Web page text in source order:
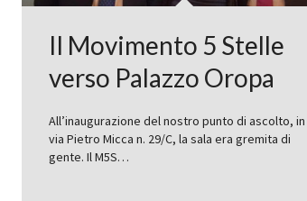
Il Movimento 5 Stelle
verso Palazzo Oropa
All’inaugurazione del nostro punto di ascolto, in
via Pietro Micca n. 29/C, la sala era gremita di
gente. Il M5S…